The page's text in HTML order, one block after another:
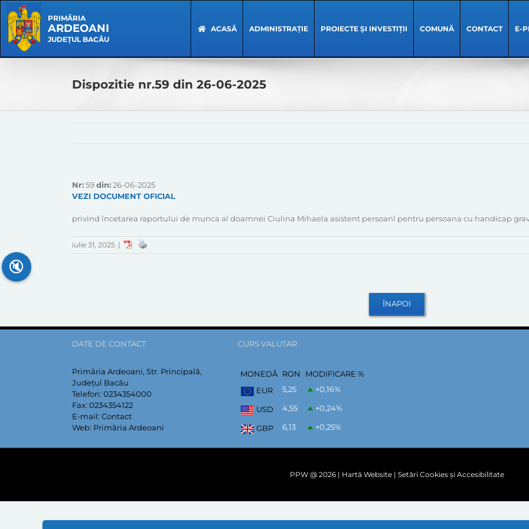
content
Navigation
PRIMĂRIA
ARDEOANI
JUDEȚUL BACĂU
ACASĂ ADMINISTRAȚIE PROIECTE ȘI INVESTIȚII COMUNĂ CONTACT E-
Dispozitie nr.59 din 26-06-2025
Nr:59din:26-06-2025
VEZI DOCUMENT OFICIAL
privind încetarea raportului de munca al doamnei Ciulina Mihaela asistent persoanl pentru persoana cu handicap
iulie 31, 2025 |
DATE DE CONTACT
Primăria Ardeoani, Str. Principală,
Județul Bacău
Telefon: 0234354000
Fax: 0234354122
E-mail: Contact
Web: Primăria Ardeoani
CURS VALUTAR
MONEDĂ RON
MODIFICARE %
EUR
5,25 +0,16%
USD 4,55 +0,24%
GBP 6,13 +0,25%
PPW @ 2026 | Hartă Website| Setări Cookies și Accesibilitate
🔇